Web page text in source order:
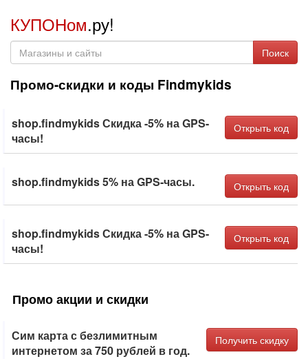
КУПОНом.ру!
Поиск
Промо-скидки и коды Findmykids
shop.findmykids Скидка -5% на GPS-
часы!
Открыть код
shop.findmykids 5% на GPS-часы. Открыть код
shop.findmykids Скидка -5% на GPS-
часы!
Открыть код
Промо акции и скидки
Сим карта с безлимитным
интернетом за 750 рублей в год.
Получить скидку